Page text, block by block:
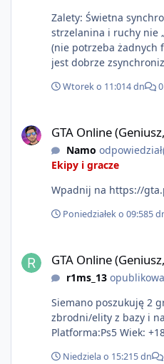
Zalety: Świetna
strzelanina i ruchy nie
(nie potrzeba żadnych
jest dobrze
poziomie multiplayera
Kontakt: Discord —
xvincekidd Wideo
https://youtu.be/
Wtorek o 11:014 dn
GTA Online
Namo
Ekipy i gracze
Wpadnij na https://
Poniedziałek o 09:585
GTA Online
r1ms_13
Siemano poszukuję 2
zbrodni/elity z bazy i
Platforma:Ps5 Wiek:
Niedziela o 15:215 dn